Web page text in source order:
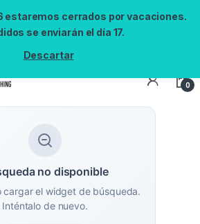
estaremos cerrados por vacaciones.
se enviarán el día 17.
Descartar
0
no disponible
cargar el widget de búsqueda.
Inténtalo de nuevo.